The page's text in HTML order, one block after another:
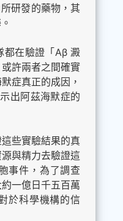
研發的藥物，其
都在驗證「Aβ 澱
許兩者之間確實
症真正的成因，
出阿茲海默症的
些實驗結果的真
與精力去驗證這
事件，為了調查
一億日千五百萬
於科學機構的信